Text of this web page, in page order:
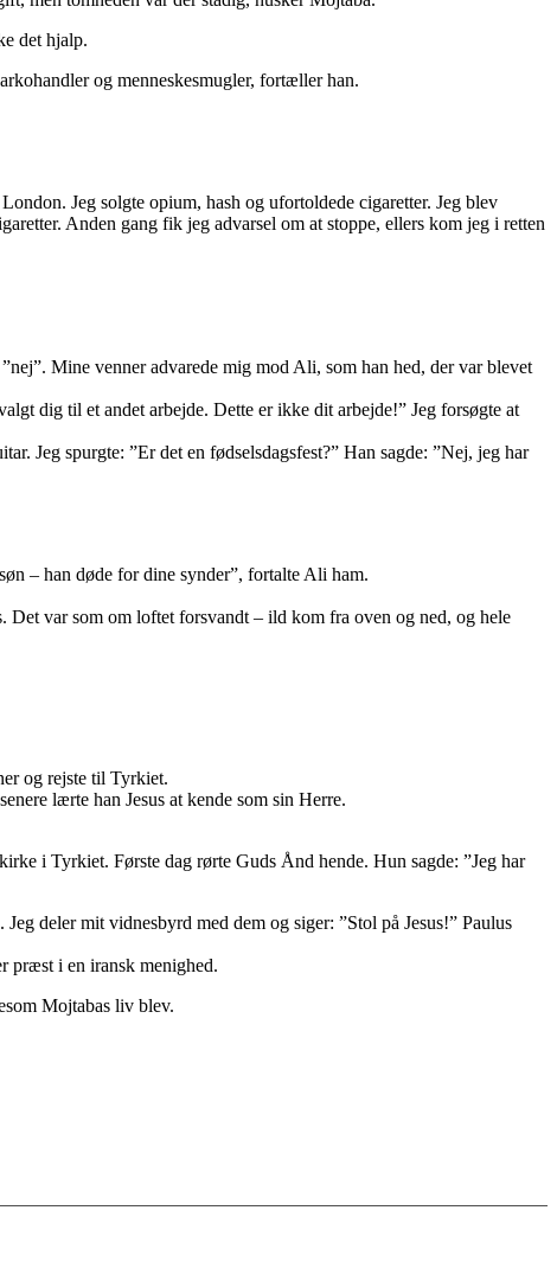
det hjalp.
og menneskesmugler, fortæller han.
Jeg solgte opium, hash og ufortoldede cigaretter. Jeg blev
Anden gang fik jeg advarsel om at stoppe, ellers kom jeg i retten
Mine venner advarede mig mod Ali, som han hed, der var blevet
dig til et andet arbejde. Dette er ikke dit arbejde!” Jeg forsøgte at
Jeg spurgte: ”Er det en fødselsdagsfest?” Han sagde: ”Nej, jeg har
– han døde for dine synder”, fortalte Ali ham.
Det var som om loftet forsvandt – ild kom fra oven og ned, og hele
og rejste til Tyrkiet.
lærte han Jesus at kende som sin Herre.
i Tyrkiet. Første dag rørte Guds Ånd hende. Hun sagde: ”Jeg har
deler mit vidnesbyrd med dem og siger: ”Stol på Jesus!” Paulus
præst i en iransk menighed.
Mojtabas liv blev.